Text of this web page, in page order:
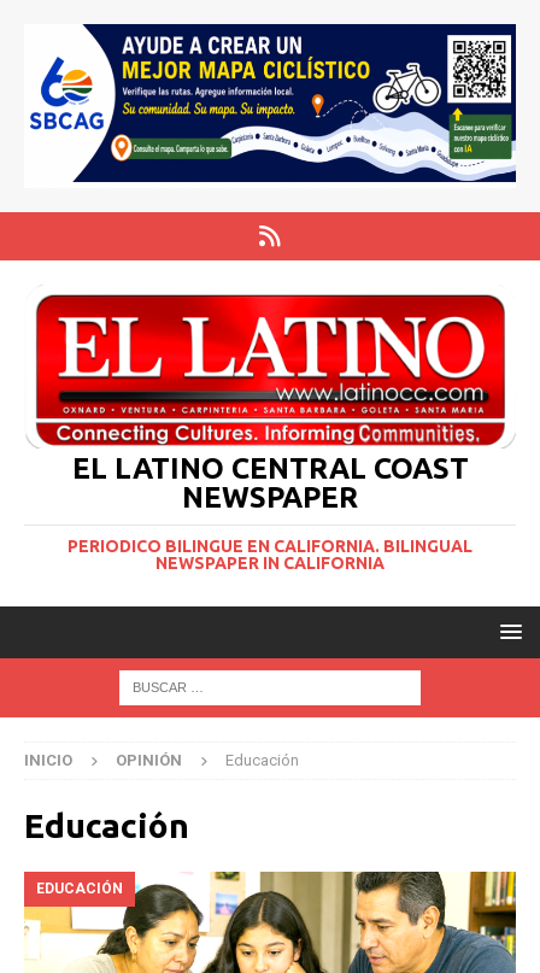
EL LATINO CENTRAL COAST
NEWSPAPER
PERIODICO BILINGUE EN CALIFORNIA. BILINGUAL
NEWSPAPER IN CALIFORNIA
INICIO OPINIÓN Educación
Educación
EDUCACIÓN